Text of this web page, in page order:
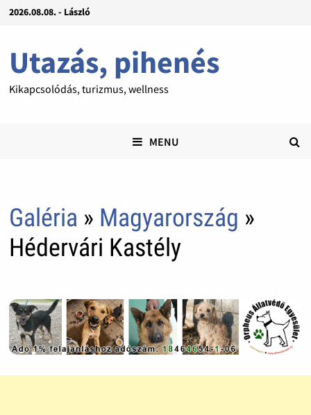
2026.08.08. - László
Utazás, pihenés
Kikapcsolódás, turizmus, wellness
MENU
Galéria » Magyarország »
Hédervári Kastély